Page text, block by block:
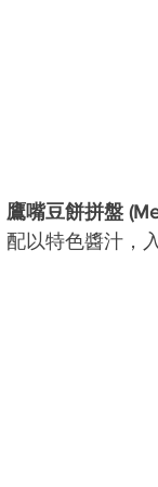
鷹嘴豆餅拼盤
配以特色醬汁，